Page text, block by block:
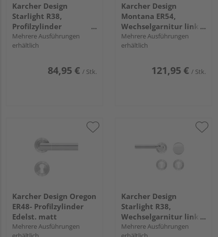
Karcher Design
Starlight R38,
Profilzylinder
Chrom/Edelst. matt
Mehrere Ausführungen
erhältlich
84,95 € / Stk.
Karcher Design
Montana ER54,
Wechselgarnitur links
Edelst. matt
Mehrere Ausführungen
erhältlich
121,95 € / Stk.
Karcher Design Oregon
ER48- Profilzylinder
Edelst. matt
Mehrere Ausführungen
Karcher Design
Starlight R38,
Wechselgarnitur links
Chrom/Edelst. matt
Mehrere Ausführungen